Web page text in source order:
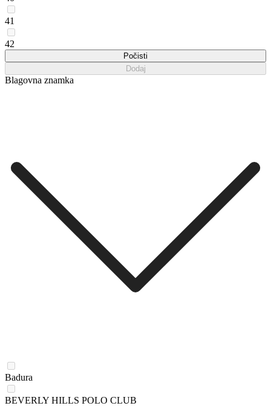
41
42
Počisti
Dodaj
Blagovna znamka
Badura
BEVERLY HILLS POLO CLUB